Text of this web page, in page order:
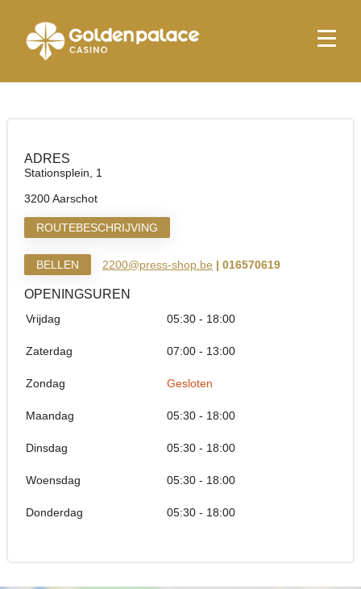
Startpagina
ADRES
Stationsplein, 1
3200 Aarschot
ROUTEBESCHRIJVING
BELLEN 2200@press-shop.be | 016570619
OPENINGSUREN
Vrijdag 05:30 - 18:00
Zaterdag 07:00 - 13:00
Zondag Gesloten
Maandag 05:30 - 18:00
Dinsdag 05:30 - 18:00
Woensdag 05:30 - 18:00
Donderdag 05:30 - 18:00